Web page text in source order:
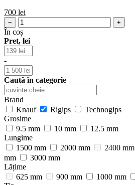
700 lei
− +
În coș
Pret, lei
-
Caută în categorie
Brand
Knauf
Rigips
Technogips
Grosime
9.5 mm
10 mm
12.5 mm
Lungime
1500 mm
2000 mm 2400 mm
mm
3000 mm
Lățime
625 mm
900 mm 1000 mm